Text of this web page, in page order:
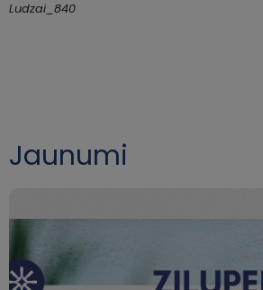
Ludzai_840
Jaunumi